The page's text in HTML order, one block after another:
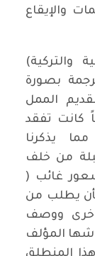
والإيقاع
والتركية)
بصورة
الممل
كانت تفقد
يذكرنا
من خلف
غائب (
يطلب من
ووصف
المؤلف